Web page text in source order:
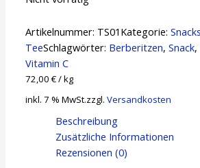
Artikelnummer: TS01 Kategorie:
TeeSchlagwörter: Berberitzen,Snack,
Vitamin C
72,00€/kg
inkl. 7 % MwSt.zzgl.Versandkosten
Beschreibung
Zusätzliche Informationen
Rezensionen (0)